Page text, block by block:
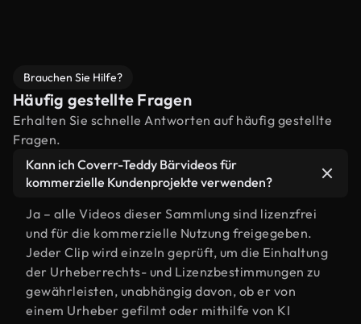
Brauchen Sie Hilfe?
Häufig gestellte Fragen
Erhalten Sie schnelle Antworten auf häufig gestellte
Fragen.
Kann ich Coverr-Teddy Bärvideos für
kommerzielle Kundenprojekte verwenden?
Ja – alle Videos dieser Sammlung sind lizenzfrei
und für die kommerzielle Nutzung freigegeben.
Jeder Clip wird einzeln geprüft, um die Einhaltung
der Urheberrechts- und Lizenzbestimmungen zu
gewährleisten, unabhängig davon, ob er von
einem Urheber gefilmt oder mithilfe von KI